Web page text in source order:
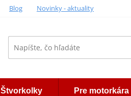
Blog Novinky - aktuality
Štvorkolky Pre motorkára